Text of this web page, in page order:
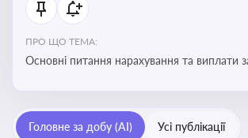
ПРО ЩО ТЕМА:
Основні питання нарахування та виплати
інформації про можливі схеми зловживань
Головне за добу (AI) Усі публікації